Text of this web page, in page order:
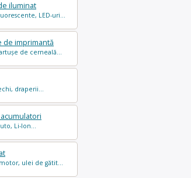
iluminat
LED-uri...
de imprimantă
de cerneală...
draperii...
Li-Ion...
ulei de gătit...